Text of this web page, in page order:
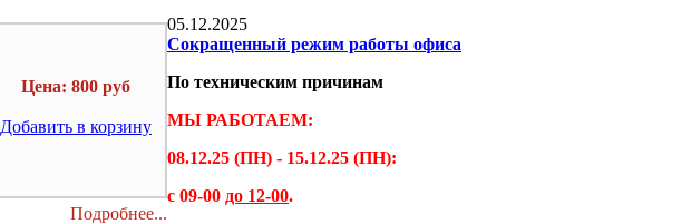
Цена: 800 руб
Добавить в корзину
Подробнее...
05.12.2025
Сокращенный режим работы офиса
По техническим причинам
МЫ РАБОТАЕМ:
08.12.25 (ПН) - 15.12.25 (ПН):
с 09-00 до 12-00.